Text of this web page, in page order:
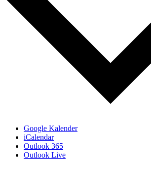
Google Kalender
iCalendar
Outlook 365
Outlook Live